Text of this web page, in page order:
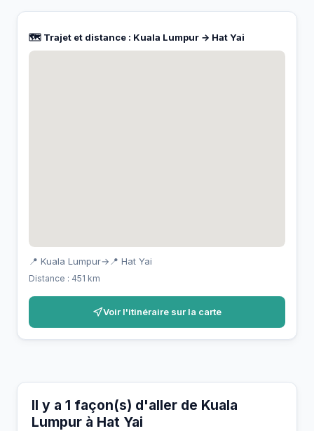
🗺️ Trajet et distance : Kuala Lumpur → Hat Yai
📍 Kuala Lumpur→ 📍 Hat Yai
Distance : 451 km
Voir l'itinéraire sur la carte
Il y a 1 façon(s) d'aller de Kuala
Lumpur à Hat Yai